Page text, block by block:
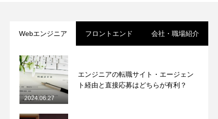
Webエンジニア フロントエンド 会社・職場紹介
エンジニアの転職サイト・エージェン
ト経由と直接応募はどちらが有利？
2024.06.27